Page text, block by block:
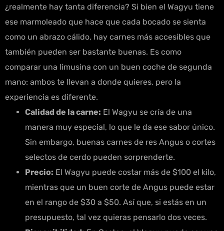
¿realmente hay tanta diferencia? Si bien el Wagyu tiene
ese marmoleado que hace que cada bocado se sienta
como un abrazo cálido, hay carnes más accesibles que
también pueden ser bastante buenas. Es como
comparar una limusina con un buen coche de segunda
mano: ambos te llevan a donde quieres, pero la
experiencia es diferente.
Calidad de la carne: El Wagyu se cría de una
manera muy especial, lo que le da ese sabor único.
Sin embargo, buenas carnes de res Angus o cortes
selectos de cerdo pueden sorprenderte.
Precio: El Wagyu puede costar más de $100 el kilo,
mientras que un buen corte de Angus puede estar
en el rango de $30 a $50. Así que, si estás en un
presupuesto, tal vez quieras pensarlo dos veces.